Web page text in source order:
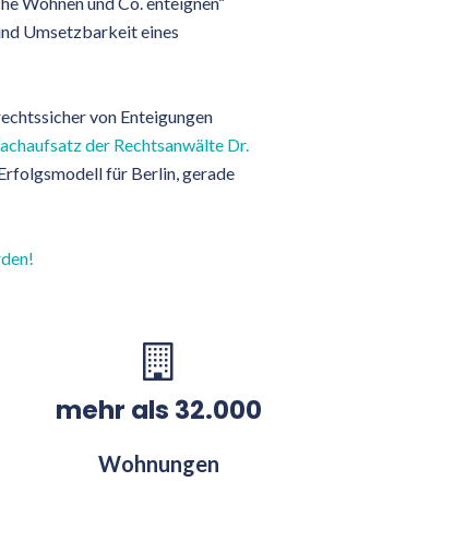
Umsetzbarkeit eines
von Enteigungen
der Rechtsanwälte Dr.
für Berlin, gerade
mehr als 32.000
Wohnungen